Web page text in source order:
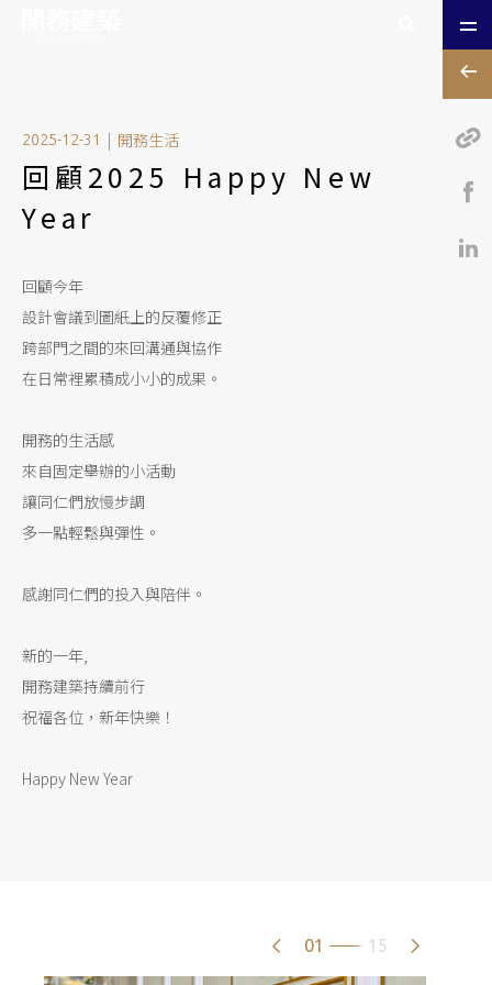
2025-12-31 | 開務生活
回顧2025 Happy New
Year
回顧今年
設計會議到圖紙上的反覆修正
跨部門之間的來回溝通與協作
在日常裡累積成小小的成果。
開務的生活感
來自固定舉辦的小活動
讓同仁們放慢步調
多一點輕鬆與彈性。
感謝同仁們的投入與陪伴。
新的一年,
開務建築持續前行
祝福各位，新年快樂！
Happy New Year
01 15